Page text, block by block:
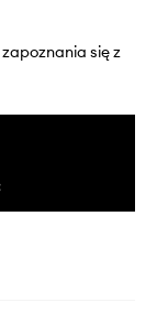
się z